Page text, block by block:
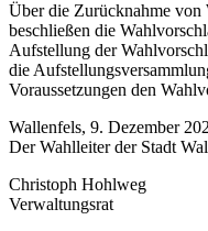
Über die Zurücknahme von
beschließen die
Aufstellung der
die
Voraussetzungen den
Wallenfels, 9. Dezember
Der Wahlleiter
Christoph Hohlweg
Verwaltungsrat